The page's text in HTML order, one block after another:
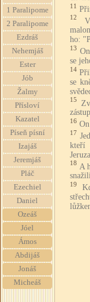
1 Paralipome
2 Paralipome
Ezdráš
Nehemjáš
Ester
Jób
Žalmy
Přísloví
Kazatel
Píseň písní
Izajáš
Jeremjáš
Pláč
Ezechiel
Daniel
Ozeáš
Jóel
Ámos
Abdijáš
Jonáš
Micheáš
11
12
ho:
13
se
14
se
15
16
17
kteří
18 A
19